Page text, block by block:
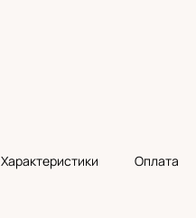
Характеристики Оплата